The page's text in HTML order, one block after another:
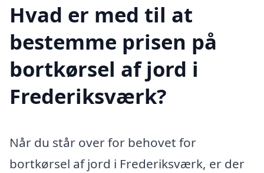
Hvad er med til at
bestemme prisen på
bortkørsel af jord i
Frederiksværk?
Når du står over for behovet for
bortkørsel af jord i Frederiksværk, er der